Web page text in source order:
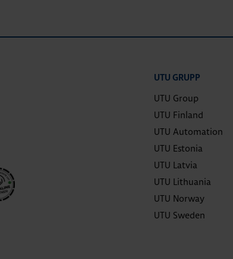
UTU GRUPP
UTU Group
UTU Finland
UTU Automation
UTU Estonia
UTU Latvia
UTU Lithuania
UTU Norway
UTU Sweden